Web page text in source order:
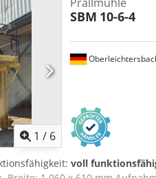
1 / 6
SBM 10-6-4
voll